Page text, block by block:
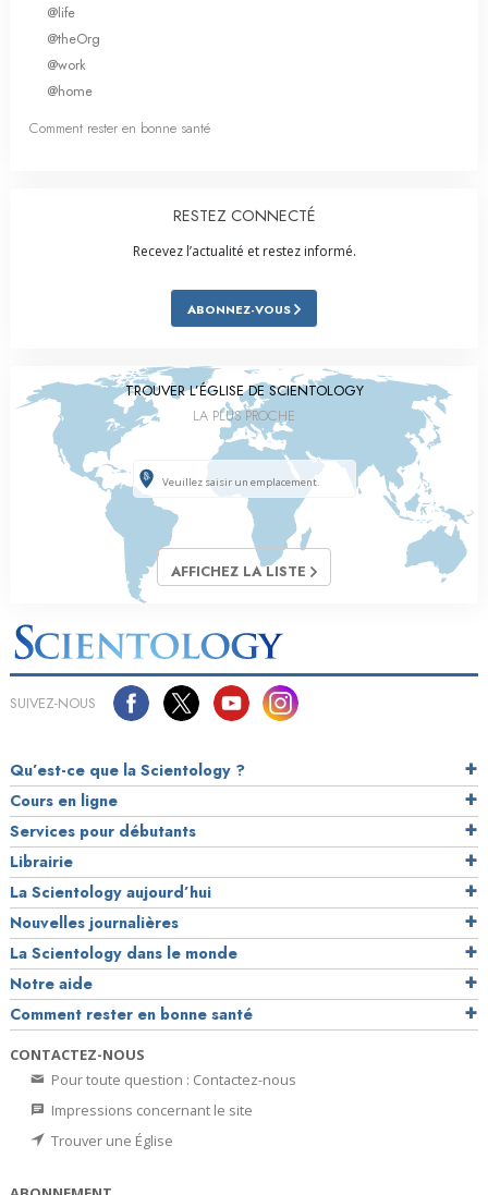
@life
@theOrg
@work
@home
Comment rester en bonne santé
RESTEZ CONNECTÉ
Recevez l’actualité et restez informé.
ABONNEZ-VOUS
TROUVER L’ÉGLISE DE SCIENTOLOGY
LA PLUS PROCHE
AFFICHEZ LA LISTE
SUIVEZ-NOUS
Qu’est-ce que la Scientology ?
Cours en ligne
Services pour débutants
Librairie
La Scientology aujourd’hui
Nouvelles journalières
La Scientology dans le monde
Notre aide
Comment rester en bonne santé
CONTACTEZ-NOUS
Pour toute question : Contactez-nous
Impressions concernant le site
Trouver une Église